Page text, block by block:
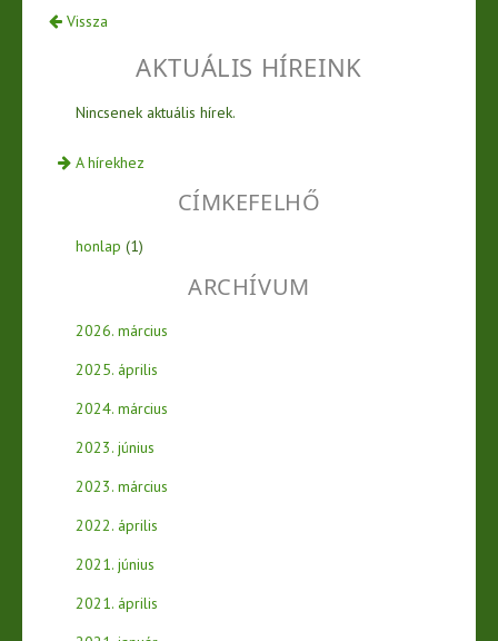
Vissza
AKTUÁLIS HÍREINK
Nincsenek aktuális hírek.
A hírekhez
CÍMKEFELHŐ
honlap (1)
ARCHÍVUM
2026. március
2025. április
2024. március
2023. június
2023. március
2022. április
2021. június
2021. április